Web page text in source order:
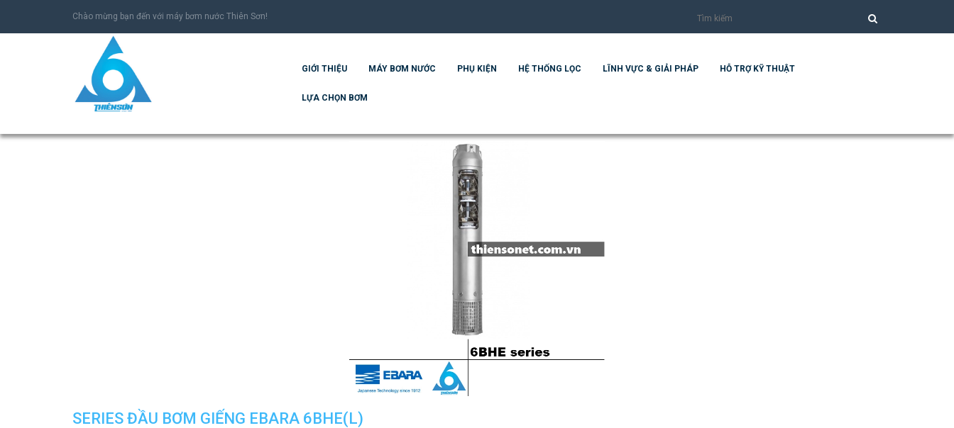
Chào mừng bạn đến với máy bơm nước Thiên Sơn!
GIỚI THIỆU MÁY BƠM NƯỚC PHỤ KIỆN HỆ THỐNG LỌC LĨNH VỰC & GIẢI PHÁP HỖ TRỢ KỸ THUẬT
LỰA CHỌN BƠM
SERIES ĐẦU BƠM GIẾNG EBARA 6BHE(L)